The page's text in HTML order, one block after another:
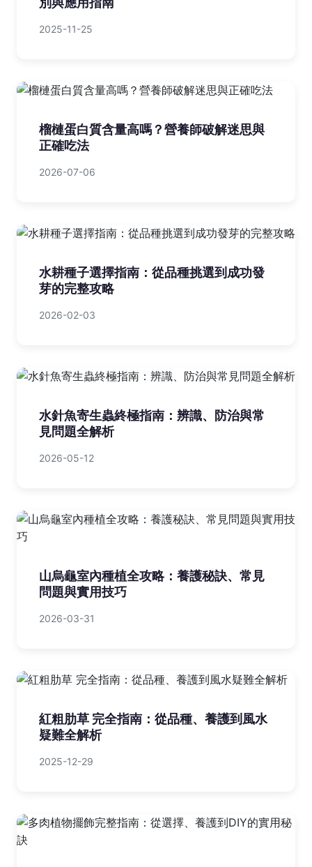
2025-11-25
榴槤蛋白質含量高嗎？營養師破解迷思與
正確吃法
2026-07-06
水耕種子選擇指南：從品種挑選到成功發
芽的完整攻略
2026-02-03
水針魚寄生蟲終極指南：辨識、防治與常
見問題全解析
2026-05-12
山烏龜室內種植全攻略：養護秘訣、常見
問題與實用技巧
2026-03-31
紅粗肋草 完全指南：從品種、養護到風水
疑難全解析
2025-12-29